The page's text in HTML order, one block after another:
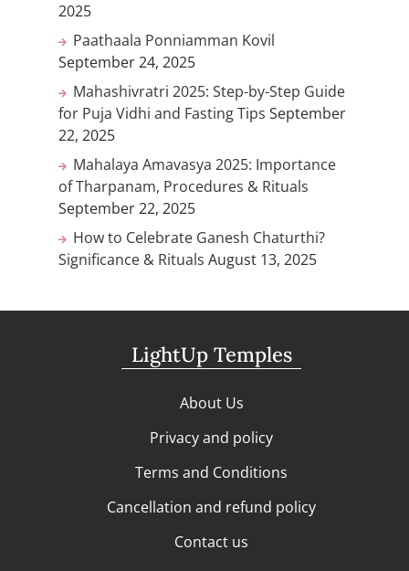
2025
Paathaala Ponniamman Kovil
September 24, 2025
Mahashivratri 2025: Step-by-Step Guide
for Puja Vidhi and Fasting Tips September
22, 2025
Mahalaya Amavasya 2025: Importance
of Tharpanam, Procedures & Rituals
September 22, 2025
How to Celebrate Ganesh Chaturthi?
Significance & Rituals August 13, 2025
LightUp Temples
About Us
Privacy and policy
Terms and Conditions
Cancellation and refund policy
Contact us